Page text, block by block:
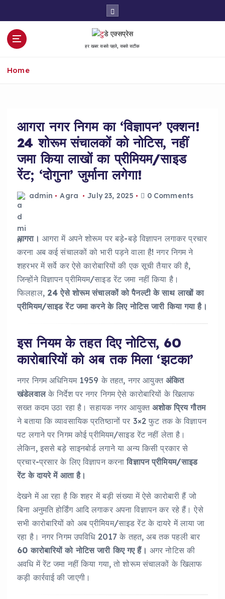
हर खबर सबसे पहले, सबसे सटीक
Home
आगरा नगर निगम का ‘विज्ञापन’ एक्शन!
24 शोरूम संचालकों को नोटिस, नहीं
जमा किया लाखों का प्रीमियम/साइड
रेंट; ‘दोगुना’ जुर्माना लगेगा!
admin Agra July 23, 2025 0 Comments
आगरा। आगरा में अपने शोरूम पर बड़े-बड़े विज्ञापन लगाकर प्रचार
करना अब कई संचालकों को भारी पड़ने वाला है! नगर निगम ने
शहरभर में सर्वे कर ऐसे कारोबारियों की एक सूची तैयार की है,
जिन्होंने विज्ञापन प्रीमियम/साइड रेंट जमा नहीं किया है।
फिलहाल, 24 ऐसे शोरूम संचालकों को पैनल्टी के साथ लाखों का
प्रीमियम/साइड रेंट जमा करने के लिए नोटिस जारी किया गया है।
इस नियम के तहत दिए नोटिस, 60
कारोबारियों को अब तक मिला ‘झटका’
नगर निगम अधिनियम 1959 के तहत, नगर आयुक्तअंकित
खंडेलवालके निर्देश पर नगर निगम ऐसे कारोबारियों के खिलाफ
सख्त कदम उठा रहा है। सहायक नगर आयुक्तअशोक प्रिय गौतम
ने बताया कि व्यावसायिक प्रतिष्ठानों पर 3×2 फुट तक के विज्ञापन
पट लगाने पर निगम कोई प्रीमियम/साइड रेंट नहीं लेता है।
लेकिन, इससे बड़े साइनबोर्ड लगाने या अन्य किसी प्रकार से
प्रचार-प्रसार के लिए विज्ञापन करनाविज्ञापन प्रीमियम/साइड
रेंट के दायरे में आता है।
देखने में आ रहा है कि शहर में बड़ी संख्या में ऐसे कारोबारी हैं जो
बिना अनुमति होर्डिंग आदि लगाकर अपना विज्ञापन कर रहे हैं। ऐसे
सभी कारोबारियों को अब प्रीमियम/साइड रेंट के दायरे में लाया जा
रहा है। नगर निगम उपविधि 2017 के तहत, अब तक पहली बार
60 कारोबारियों को नोटिस जारी किए गए हैं। अगर नोटिस की
अवधि में रेंट जमा नहीं किया गया, तो शोरूम संचालकों के खिलाफ
कड़ी कार्रवाई की जाएगी।